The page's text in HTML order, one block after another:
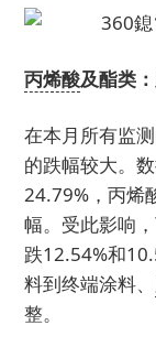
丙烯酸及酯类
在本月所有监
的跌幅较大。
24.79%，丙烯
幅。受此影响
跌12.54%和
料到终端涂料、
整。